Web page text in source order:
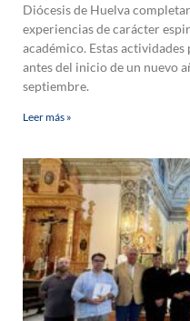
Diócesis de Huelva
experiencias de carácter
académico. Estas
antes del inicio de un nuevo
septiembre.
Leer más »